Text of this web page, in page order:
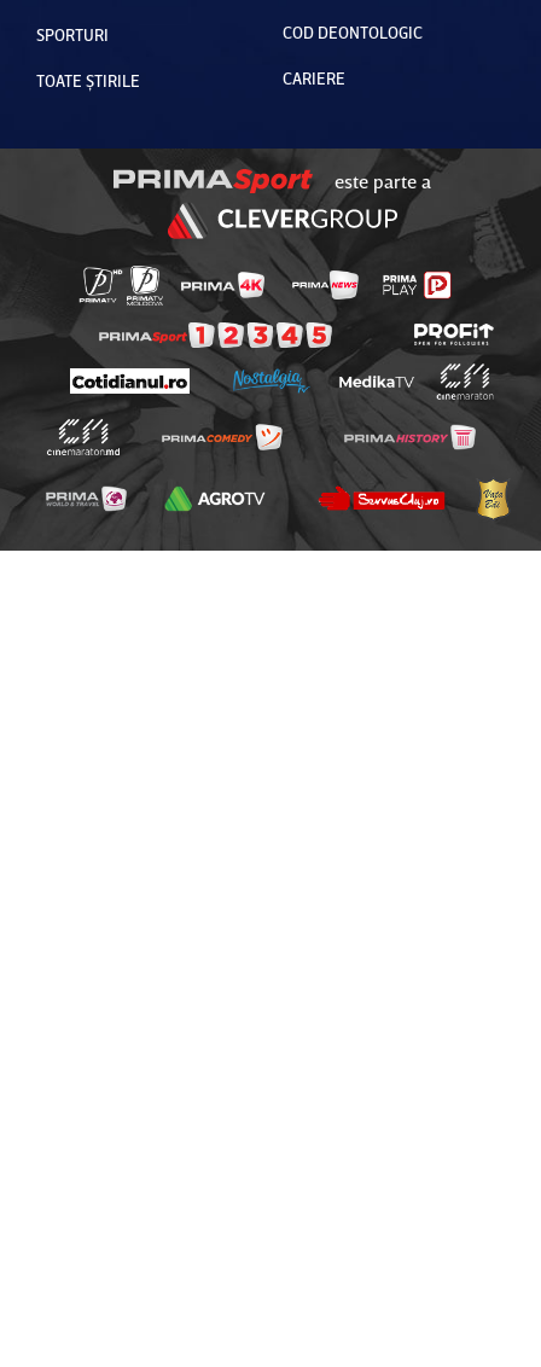
SPORTURI
TOATE ȘTIRILE
COD DEONTOLOGIC
CARIERE
este parte a